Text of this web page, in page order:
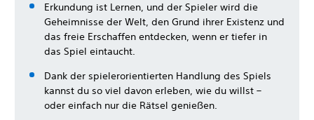
Erkundung ist Lernen, und der Spieler wird die
Geheimnisse der Welt, den Grund ihrer Existenz und
das freie Erschaffen entdecken, wenn er tiefer in
das Spiel eintaucht.
Dank der spielerorientierten Handlung des Spiels
kannst du so viel davon erleben, wie du willst –
oder einfach nur die Rätsel genießen.